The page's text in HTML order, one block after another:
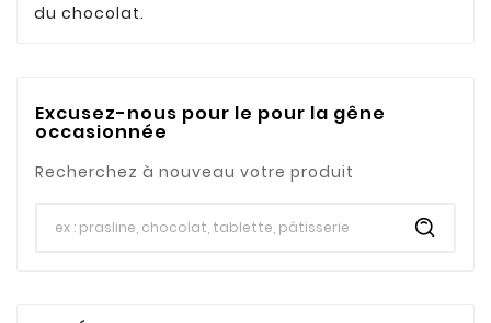
du chocolat.
Excusez-nous pour le pour la gêne
occasionnée
Recherchez à nouveau votre produit